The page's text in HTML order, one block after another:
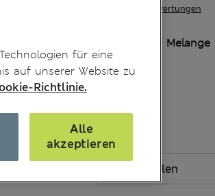
1 Bewertungen
Ecru Melange
Ausverkauft
für eine
auf unserer Website zu
Richtlinie.
Alle
akzeptieren